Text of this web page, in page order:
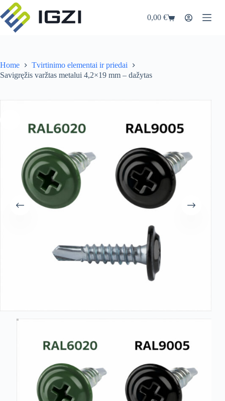
Skip
to
content
Shopping
0,00€
Home
Tvirtinimo elementai ir priedai
Savigręžis varžtas metalui 4,2×19 mm – dažytas